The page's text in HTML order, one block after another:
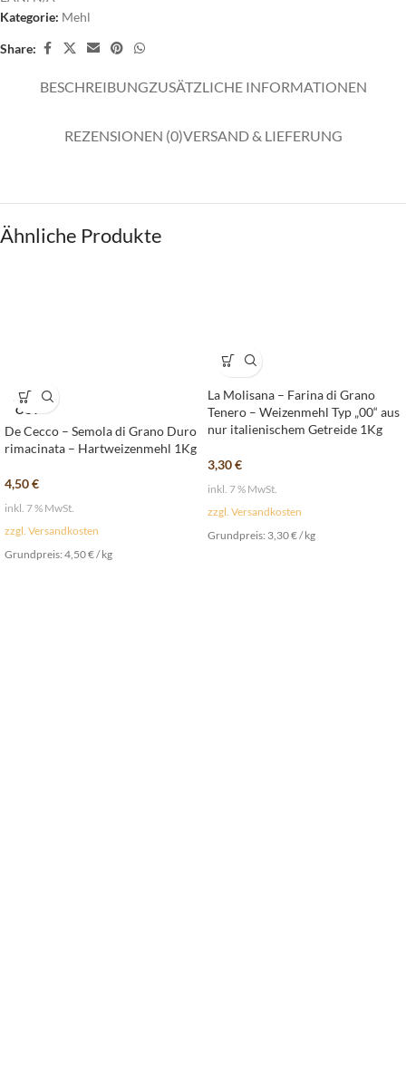
Kategorie: Mehl
Share:
BESCHREIBUNGZUSÄTZLICHE INFORMATIONEN
REZENSIONEN (0)VERSAND & LIEFERUNG
Ähnliche Produkte
SOLD
OUT
De Cecco – Semola di Grano Duro
rimacinata – Hartweizenmehl 1Kg
4,50€
inkl. 7 % MwSt.
zzgl. Versandkosten
Grundpreis: 4,50€/kg
La Molisana – Farina di Grano
Tenero – Weizenmehl Typ „00“ aus
nur italienischem Getreide 1Kg
3,30€
inkl. 7 % MwSt.
zzgl. Versandkosten
Grundpreis: 3,30€/kg